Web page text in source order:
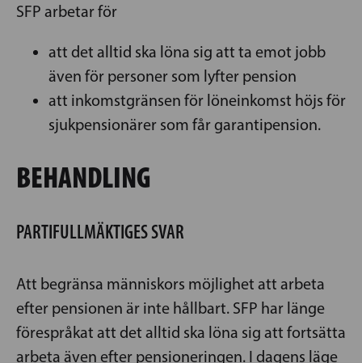
SFP arbetar för
att det alltid ska löna sig att ta emot jobb
även för personer som lyfter pension
att inkomstgränsen för löneinkomst höjs för
sjukpensionärer som får garantipension.
BEHANDLING
PARTIFULLMÄKTIGES SVAR
Att begränsa människors möjlighet att arbeta
efter pensionen är inte hållbart. SFP har länge
förespråkat att det alltid ska löna sig att fortsätta
arbeta även efter pensioneringen. I dagens läge